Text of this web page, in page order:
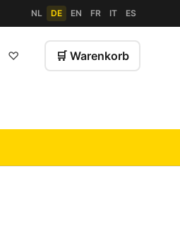
NL DE EN FR IT ES
♡ 🛒 Warenkorb